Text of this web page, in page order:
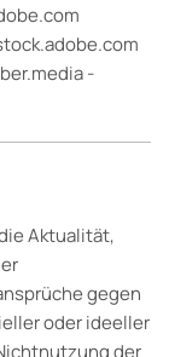
-
Aktualität,
gegen
oder ideeller
der